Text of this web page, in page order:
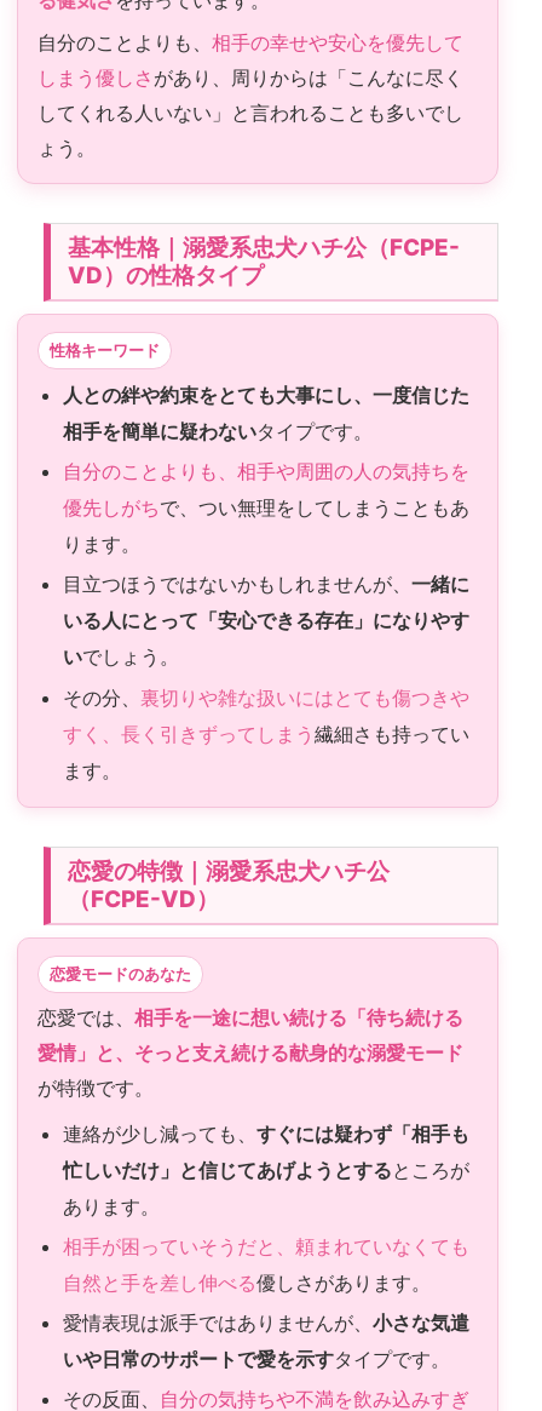
自分のことよりも、 相手の幸せや安心を優先して
しまう優しさ があり、周りからは「こんなに尽く
してくれる人いない」と言われることも多いでし
ょう。
基本性格｜溺愛系忠犬ハチ公（FCPE-
VD）の性格タイプ
性格キーワード
人との絆や約束をとても大事にし、一度信じた
相手を簡単に疑わないタイプです。
自分のことよりも、相手や周囲の人の気持ちを
優先しがちで、つい無理をしてしまうこともあ
ります。
目立つほうではないかもしれませんが、一緒に
いる人にとって「安心できる存在」になりやす
いでしょう。
その分、 裏切りや雑な扱いにはとても傷つきや
すく、長く引きずってしまう繊細さも持ってい
ます。
恋愛の特徴｜溺愛系忠犬ハチ公
（FCPE-VD）
恋愛モードのあなた
恋愛では、 相手を一途に想い続ける「待ち続ける
愛情」と、そっと支え続ける献身的な溺愛モード
が特徴です。
連絡が少し減っても、すぐには疑わず「相手も
忙しいだけ」と信じてあげようとするところが
あります。
相手が困っていそうだと、頼まれていなくても
自然と手を差し伸べる優しさがあります。
愛情表現は派手ではありませんが、小さな気遣
いや日常のサポートで愛を示すタイプです。
その反面、 自分の気持ちや不満を飲み込みすぎ